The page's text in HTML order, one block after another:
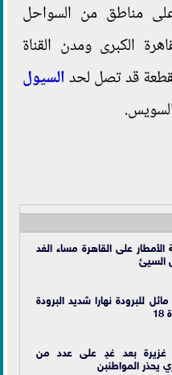
على مناطق من السواحل
الكبرى ومدن القناة
قد تصل لحدالسيول
الأمطار على القاهرة مساء الغد
السيئ
للبرودة نهارا شديد البرودة
بعد غدٍ على عدد من
يحذر المواطنبن